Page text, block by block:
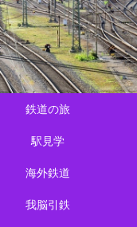
鉄道の旅
駅見学
海外鉄道
我脳引鉄